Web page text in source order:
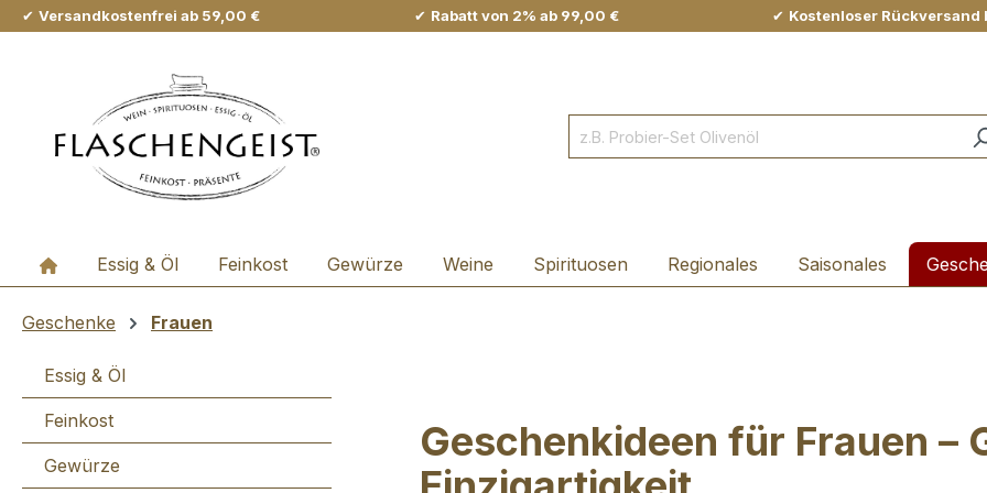
Hauptinhalt springen
Zur Suche springen
Zur Hauptnavigation springen
✔ Versandkostenfrei ab 59,00 € ✔ Rabatt von 2% ab 99,00 € ✔ Kostenloser Rückversand
Essig & Öl Feinkost Gewürze Weine Spirituosen Regionales Saisonales
Geschenke Frauen
Essig & Öl
Feinkost
Gewürze
Geschenkideen für Frauen –